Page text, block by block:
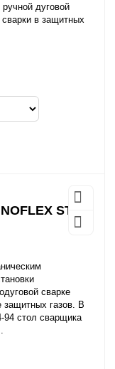
дуговой
в защитных
STA-
сварке
защитных газов. В
94 стол сварщика